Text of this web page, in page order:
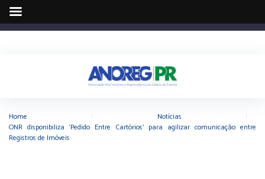
Home Notícias
ONR disponibiliza ‘Pedido Entre Cartórios’ para agilizar comunicação entre
Registros de Imóveis